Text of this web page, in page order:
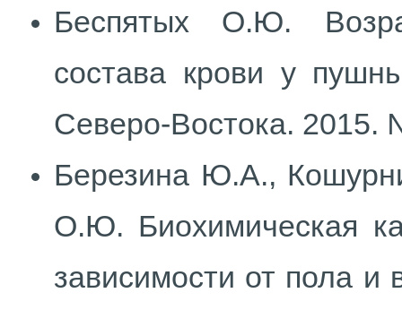
Беспятых О.Ю.
состава крови у
Северо-Востока. 2015.
Березина Ю.А.,
О.Ю. Биохимическая
зависимости от пола